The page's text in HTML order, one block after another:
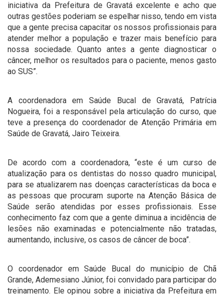
iniciativa da Prefeitura de Gravatá excelente e acho que
outras gestões poderiam se espelhar nisso, tendo em vista
que a gente precisa capacitar os nossos profissionais para
atender melhor a população e trazer mais benefício para
nossa sociedade. Quanto antes a gente diagnosticar o
câncer, melhor os resultados para o paciente, menos gasto
ao SUS”.
A coordenadora em Saúde Bucal de Gravatá, Patrícia
Nogueira, foi a responsável pela articulação do curso, que
teve a presença do coordenador de Atenção Primária em
Saúde de Gravatá, Jairo Teixeira.
De acordo com a coordenadora, “este é um curso de
atualização para os dentistas do nosso quadro municipal,
para se atualizarem nas doenças características da boca e
as pessoas que procuram suporte na Atenção Básica de
Saúde serão atendidas por esses profissionais. Esse
conhecimento faz com que a gente diminua a incidência de
lesões não examinadas e potencialmente não tratadas,
aumentando, inclusive, os casos de câncer de boca”.
O coordenador em Saúde Bucal do município de Chã
Grande, Ademesiano Júnior, foi convidado para participar do
treinamento. Ele opinou sobre a iniciativa da Prefeitura em